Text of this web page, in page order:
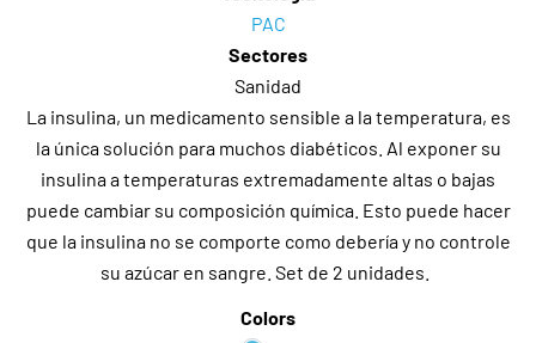
PAC
Sectores
Sanidad
La insulina, un medicamento sensible a la temperatura, es
la única solución para muchos diabéticos. Al exponer su
insulina a temperaturas extremadamente altas o bajas
puede cambiar su composición química. Esto puede hacer
que la insulina no se comporte como debería y no controle
su azúcar en sangre. Set de 2 unidades.
Colors